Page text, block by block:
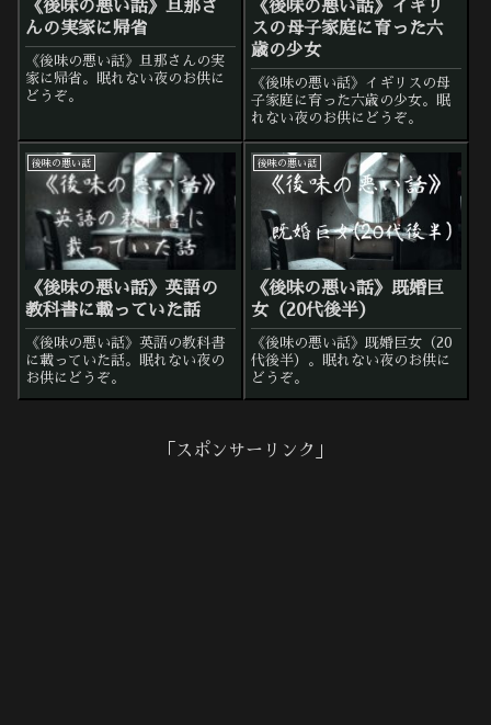
《後味の悪い話》旦那さ
んの実家に帰省
《後味の悪い話》旦那さんの実
家に帰省。眠れない夜のお供に
どうぞ。
《後味の悪い話》イギリ
スの母子家庭に育った六
歳の少女
《後味の悪い話》イギリスの母
子家庭に育った六歳の少女。眠
れない夜のお供にどうぞ。
後味の悪い話
《後味の悪い話》英語の
教科書に載っていた話
《後味の悪い話》英語の教科書
に載っていた話。眠れない夜の
お供にどうぞ。
後味の悪い話
《後味の悪い話》既婚巨
女（20代後半）
《後味の悪い話》既婚巨女（20
代後半）。眠れない夜のお供に
どうぞ。
「スポンサーリンク」